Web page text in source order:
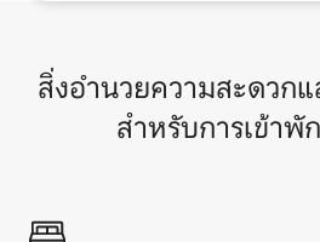
สิ่งอำนวยความสะดวก
สำหรับการเข้าพั